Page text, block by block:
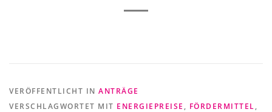
VERÖFFENTLICHT IN ANTRÄGE
VERSCHLAGWORTET MIT ENERGIEPREISE , FÖRDERMITTEL,